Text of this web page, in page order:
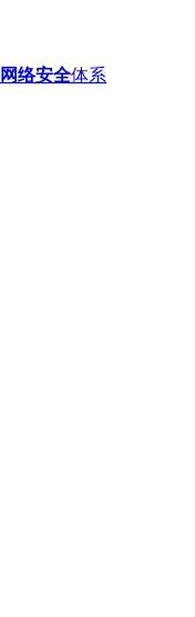
网络安全体系